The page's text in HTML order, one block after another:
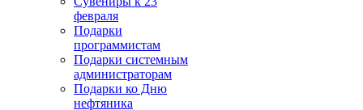
февраля
Подарки
программистам
Подарки системным
администраторам
Подарки ко Дню
нефтяника